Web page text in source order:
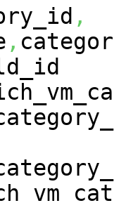
,
,